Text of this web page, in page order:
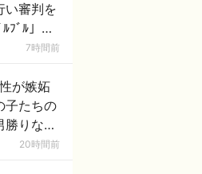
い審判を
ﾌﾞﾙ」＝
7時間前
が嫉妬
子たちの
勝りな態
り上が
20時間前